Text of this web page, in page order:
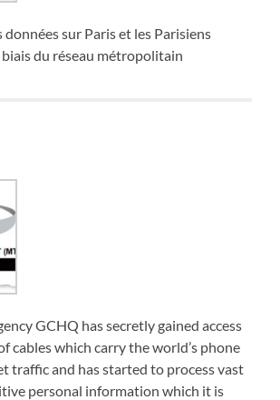
données sur Paris et les Parisiens
biais du réseau métropolitain
GCHQ has secretly gained access
cables which carry the world’s phone
traffic and has started to process vast
personal information which it is